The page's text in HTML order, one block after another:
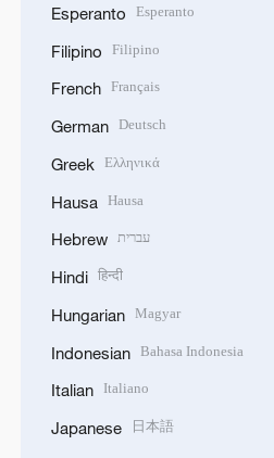
Esperanto Esperanto
Filipino Filipino
French Français
German Deutsch
Greek Ελληνικά
Hausa Hausa
Hebrew עברית
Hindi हिन्दी
Hungarian Magyar
Indonesian Bahasa Indonesia
Italian Italiano
Japanese 日本語